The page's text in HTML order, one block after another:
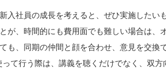
入社員の成長を考えると、ぜひ実施したい
が、時間的にも費用面でも難しい場合は、
も、同期の仲間と顔を合わせ、意見を交換
て行う際は、講義を聴くだけでなく、双方